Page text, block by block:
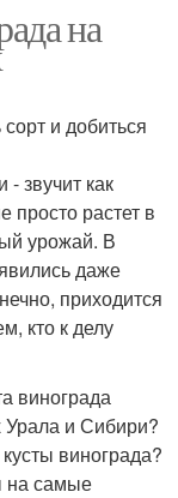
на
и добиться
звучит как
просто растет в
урожай. В
даже
приходится
кто к делу
винограда
и Сибири?
винограда?
на самые